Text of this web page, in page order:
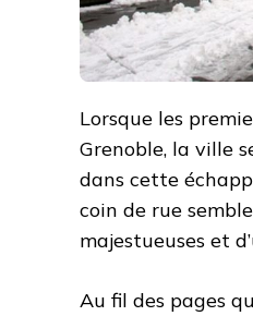
Lorsque les
Grenoble, la ville
dans cette
coin de rue
majestueuses et
Au fil des pages